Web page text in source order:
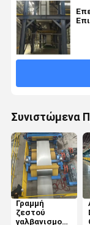
Συνιστώμενα
Γραμμή
ζεστού
γαλβανισμού